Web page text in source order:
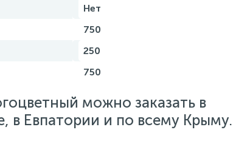
Нет
750
250
750
можно заказать в
в Евпатории и по всему Крыму.